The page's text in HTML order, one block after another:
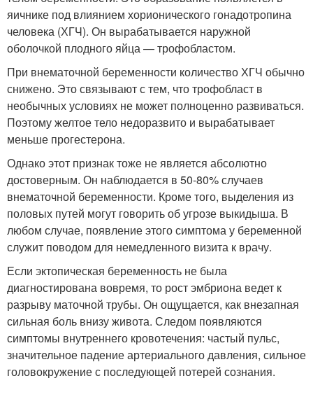
яичнике под влиянием хорионического гонадотропина
человека (ХГЧ). Он вырабатывается наружной
оболочкой плодного яйца — трофобластом.
При внематочной беременности количество ХГЧ обычно
снижено. Это связывают с тем, что трофобласт в
необычных условиях не может полноценно развиваться.
Поэтому желтое тело недоразвито и вырабатывает
меньше прогестерона.
Однако этот признак тоже не является абсолютно
достоверным. Он наблюдается в 50-80% случаев
внематочной беременности. Кроме того, выделения из
половых путей могут говорить об угрозе выкидыша. В
любом случае, появление этого симптома у беременной
служит поводом для немедленного визита к врачу.
Если эктопическая беременность не была
диагностирована вовремя, то рост эмбриона ведет к
разрыву маточной трубы. Он ощущается, как внезапная
сильная боль внизу живота. Следом появляются
симптомы внутреннего кровотечения: частый пульс,
значительное падение артериального давления, сильное
головокружение с последующей потерей сознания.